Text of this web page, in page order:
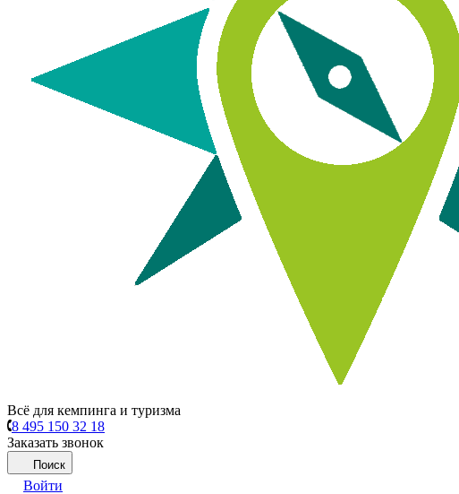
Всё для кемпинга и туризма
8 495 150 32 18
Заказать звонок
Поиск
Войти